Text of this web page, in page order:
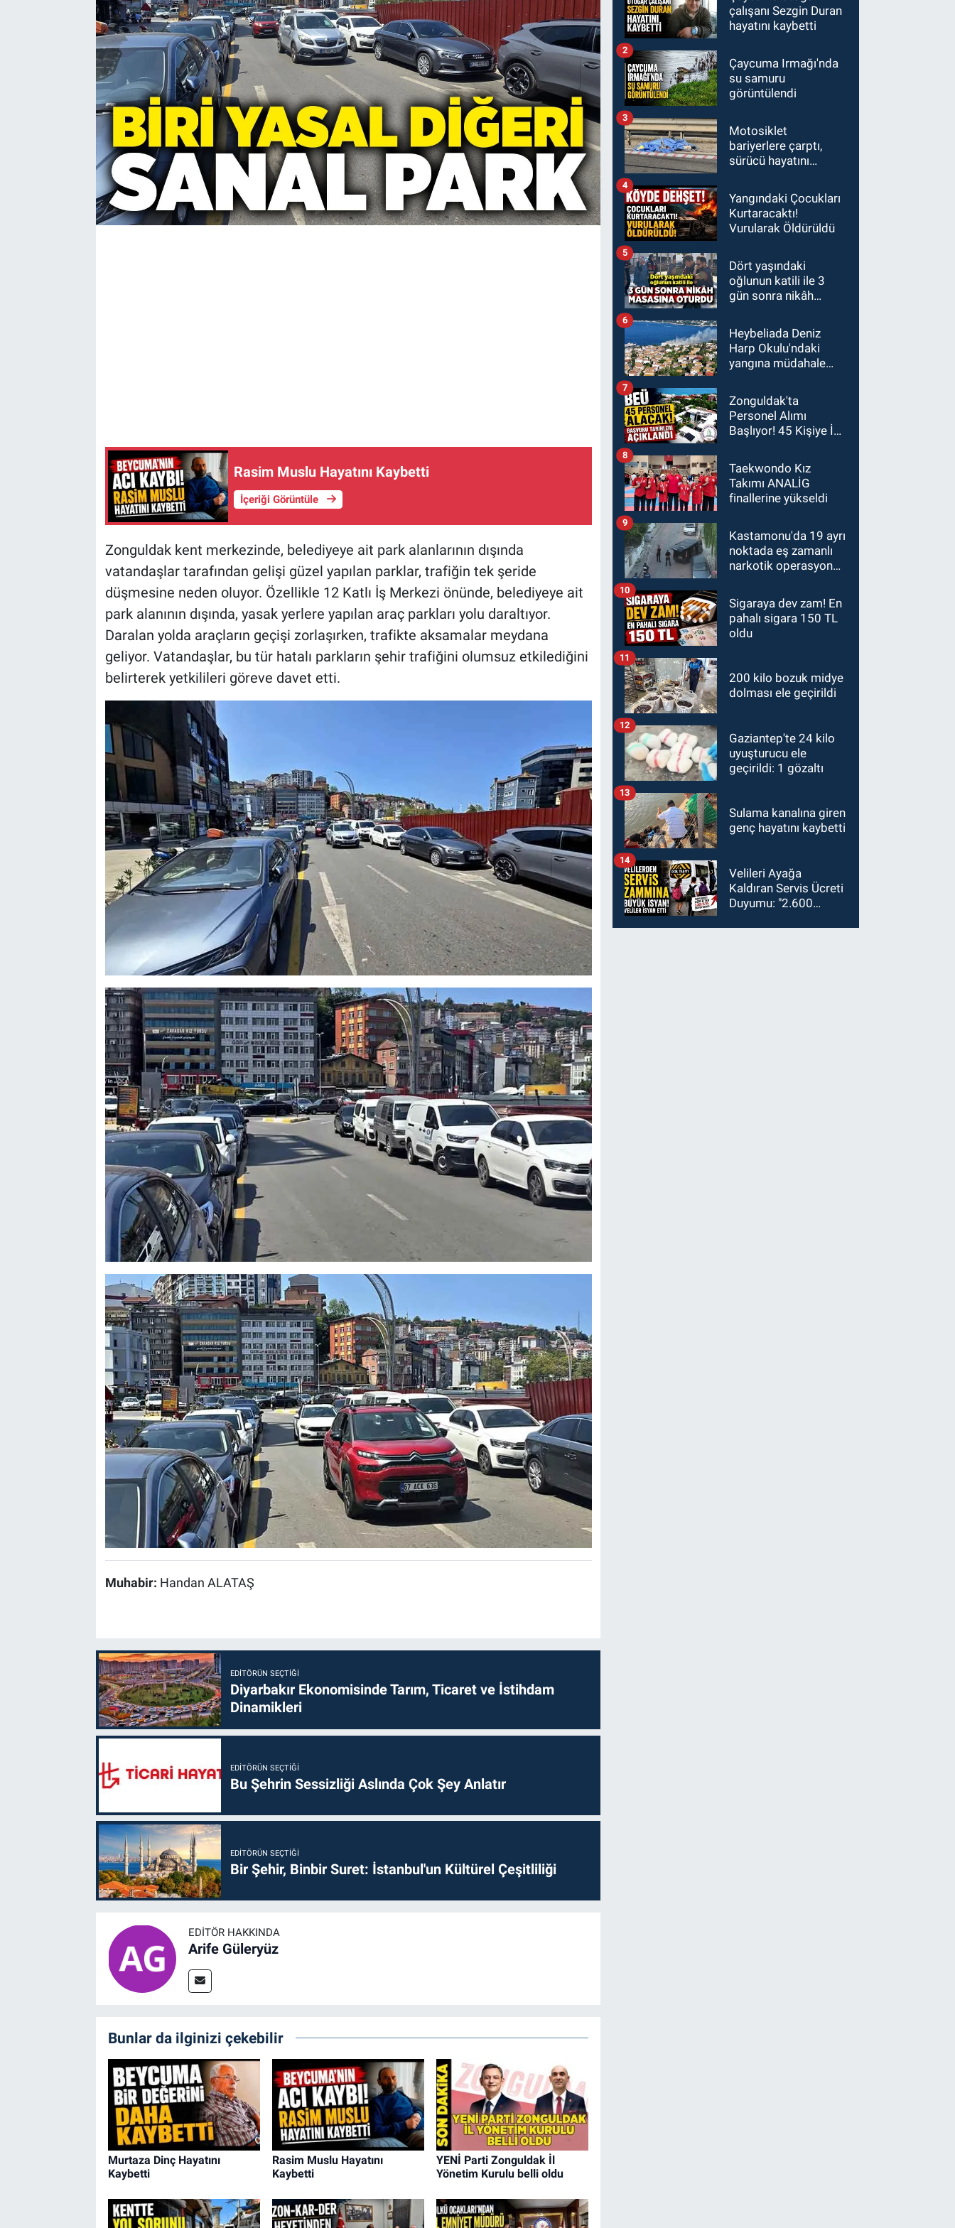
Rasim Muslu Hayatını Kaybetti
İçeriği Görüntüle
Zonguldak kent merkezinde, belediyeye ait park alanlarının dışında
vatandaşlar tarafından gelişi güzel yapılan parklar, trafiğin tek şeride
düşmesine neden oluyor. Özellikle 12 Katlı İş Merkezi önünde, belediyeye ait
park alanının dışında, yasak yerlere yapılan araç parkları yolu daraltıyor.
Daralan yolda araçların geçişi zorlaşırken, trafikte aksamalar meydana
geliyor. Vatandaşlar, bu tür hatalı parkların şehir trafiğini olumsuz etkilediğini
belirterek yetkilileri göreve davet etti.
Muhabir: Handan ALATAŞ
EDITÖRÜN SEÇTIĞI
Diyarbakır Ekonomisinde Tarım, Ticaret ve İstihdam
Dinamikleri
EDITÖRÜN SEÇTIĞI
Bu Şehrin Sessizliği Aslında Çok Şey Anlatır
EDITÖRÜN SEÇTIĞI
Bir Şehir, Binbir Suret: İstanbul'un Kültürel Çeşitliliği
EDITÖR HAKKINDA
Arife Güleryüz
Bunlar da ilginizi çekebilir
Murtaza Dinç Hayatını
Kaybetti
Rasim Muslu Hayatını
Kaybetti
YENİ Parti Zonguldak İl
Yönetim Kurulu belli oldu
çalışanı Sezgin Duran
hayatını kaybetti
Çaycuma Irmağı'nda
su samuru
görüntülendi
2
Motosiklet
bariyerlere çarptı,
sürücü hayatını
3
Yangındaki Çocukları
Kurtaracaktı!
Vurularak Öldürüldü
4
Dört yaşındaki
oğlunun katili ile 3
gün sonra nikâh
5
Heybeliada Deniz
Harp Okulu'ndaki
yangına müdahale
6
Zonguldak'ta
Personel Alımı
Başlıyor! 45 Kişiye İş
7
Taekwondo Kız
Takımı ANALİG
finallerine yükseldi
8
Kastamonu'da 19 ayrı
noktada eş zamanlı
narkotik operasyonu:
9
Sigaraya dev zam! En
pahalı sigara 150 TL
oldu
10
200 kilo bozuk midye
dolması ele geçirildi
11
Gaziantep'te 24 kilo
uyuşturucu ele
geçirildi: 1 gözaltı
12
Sulama kanalına giren
genç hayatını kaybetti
13
Velileri Ayağa
Kaldıran Servis Ücreti
Duyumu: "2.600
Çıkması Kabul
14